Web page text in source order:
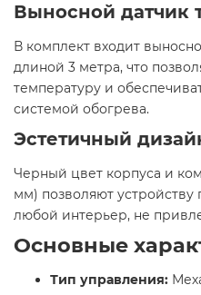
Выносной датчик
В комплект входит
длиной 3 метра, что
температуру и
системой обогрева.​
Эстетичный
Черный цвет корпуса и
мм) позволяют устройству
любой интерьер, не
Основные
Тип управления: